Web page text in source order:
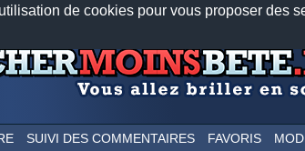
de cookies pour vous proposer des
Nos applications mobiles
SUIVI DES COMMENTAIRES FAVORIS